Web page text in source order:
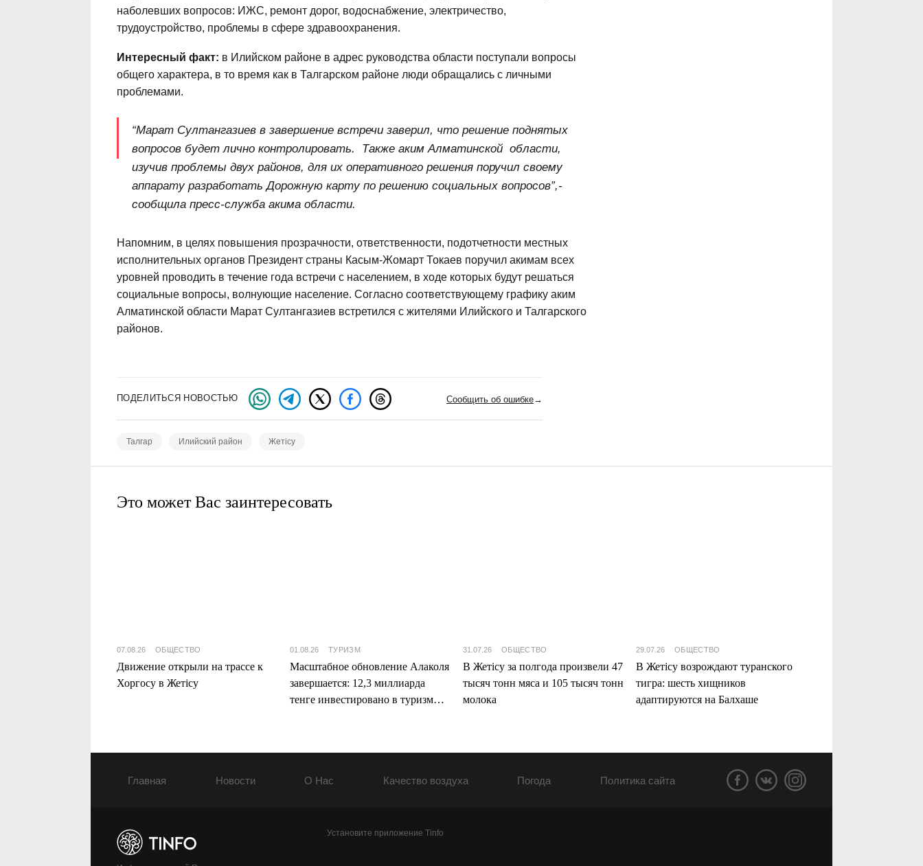
наболевших вопросов: ИЖС, ремонт дорог, водоснабжение, электричество,
трудоустройство, проблемы в сфере здравоохранения.
Интересный факт: в Илийском районе в адрес руководства области поступали вопросы
общего характера, в то время как в Талгарском районе люди обращались с личными
проблемами.
“Марат Султангазиев в завершение встречи заверил, что решение поднятых
вопросов будет лично контролировать. Также аким Алматинской области,
изучив проблемы двух районов, для их оперативного решения поручил своему
аппарату разработать Дорожную карту по решению социальных вопросов”,-
сообщила пресс-служба акима области.
Напомним, в целях повышения прозрачности, ответственности, подотчетности местных
исполнительных органов Президент страны Касым-Жомарт Токаев поручил акимам всех
уровней проводить в течение года встречи с населением, в ходе которых будут решаться
социальные вопросы, волнующие население. Согласно соответствующему графику аким
Алматинской области Марат Султангазиев встретился с жителями Илийского и Талгарского
районов.
ПОДЕЛИТЬСЯ НОВОСТЬЮ Сообщить об ошибке→
Талгар Илийский район Жетісу
Это может Вас заинтересовать
07.08.26 ОБЩЕСТВО
Движение открыли на трассе к
Хоргосу в Жетісу
01.08.26 ТУРИЗМ
Масштабное обновление Алаколя
завершается: 12,3 миллиарда
тенге инвестировано в туризм
31.07.26 ОБЩЕСТВО
В Жетісу за полгода произвели 47
тысяч тонн мяса и 105 тысяч тонн
молока
29.07.26 ОБЩЕСТВО
В Жетісу возрождают туранского
тигра: шесть хищников
адаптируются на Балхаше
Главная Новости О Нас Качество воздуха Погода Политика сайта
Установите приложение Tinfo